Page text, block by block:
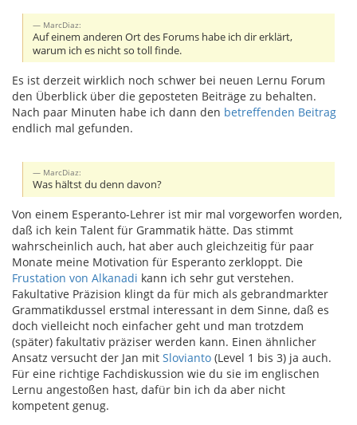
MarcDiaz:
Auf einem anderen Ort des Forums habe ich dir erklärt,
warum ich es nicht so toll finde.
Es ist derzeit wirklich noch schwer bei neuen Lernu Forum
den Überblick über die geposteten Beiträge zu behalten.
Nach paar Minuten habe ich dann den betreffenden Beitrag
endlich mal gefunden.
MarcDiaz:
Was hältst du denn davon?
Von einem Esperanto-Lehrer ist mir mal vorgeworfen worden,
daß ich kein Talent für Grammatik hätte. Das stimmt
wahrscheinlich auch, hat aber auch gleichzeitig für paar
Monate meine Motivation für Esperanto zerkloppt. Die
Frustation von Alkanadi kann ich sehr gut verstehen.
Fakultative Präzision klingt da für mich als gebrandmarkter
Grammatikdussel erstmal interessant in dem Sinne, daß es
doch vielleicht noch einfacher geht und man trotzdem
(später) fakultativ präziser werden kann. Einen ähnlicher
Ansatz versucht der Jan mit Slovianto (Level 1 bis 3) ja auch.
Für eine richtige Fachdiskussion wie du sie im englischen
Lernu angestoßen hast, dafür bin ich da aber nicht
kompetent genug.